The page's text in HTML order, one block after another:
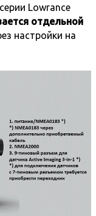
Lowrance
отдельной
настройки на